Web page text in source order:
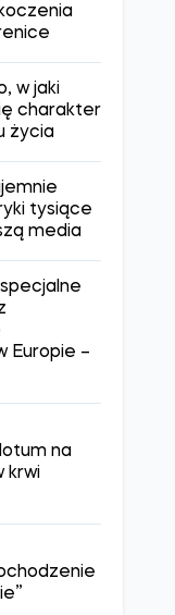
w jaki
charakter
życia
tysiące
media
specjalne
Europie –
na
krwi